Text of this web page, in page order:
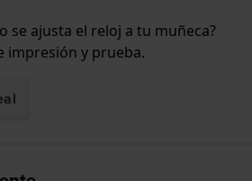
se ajusta el reloj a tu muñeca?
impresión y prueba.